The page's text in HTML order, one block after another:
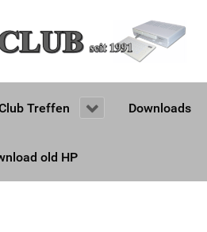
Treffen Downloads
old HP